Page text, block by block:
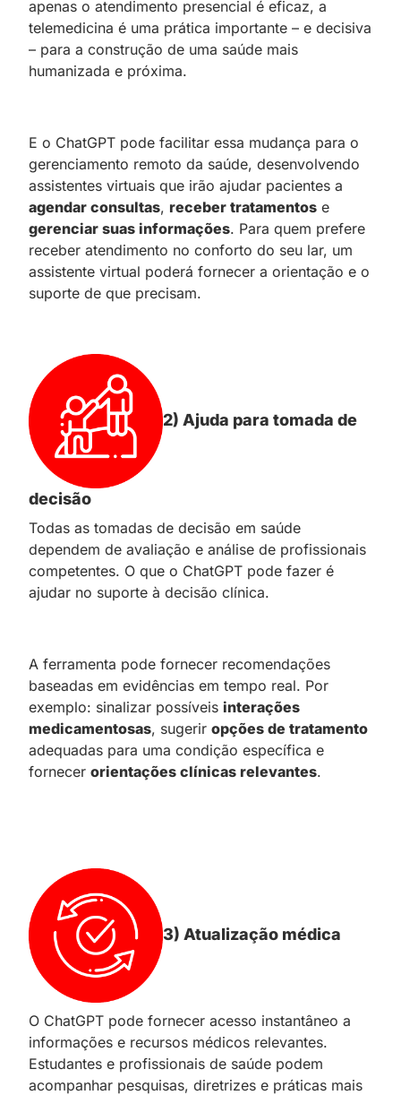
apenas o atendimento presencial é eficaz, a
telemedicina é uma prática importante – e decisiva
– para a construção de uma saúde mais
humanizada e próxima.
E o ChatGPT pode facilitar essa mudança para o
gerenciamento remoto da saúde, desenvolvendo
assistentes virtuais que irão ajudar pacientes a
agendar consultas, receber tratamentos e
gerenciar suas informações. Para quem prefere
receber atendimento no conforto do seu lar, um
assistente virtual poderá fornecer a orientação e o
suporte de que precisam.
2) Ajuda para tomada de
decisão
Todas as tomadas de decisão em saúde
dependem de avaliação e análise de profissionais
competentes. O que o ChatGPT pode fazer é
ajudar no suporte à decisão clínica.
A ferramenta pode fornecer recomendações
baseadas em evidências em tempo real. Por
exemplo: sinalizar possíveis interações
medicamentosas, sugerir opções de tratamento
adequadas para uma condição específica e
fornecer orientações clínicas relevantes.
3) Atualização médica
O ChatGPT pode fornecer acesso instantâneo a
informações e recursos médicos relevantes.
Estudantes e profissionais de saúde podem
acompanhar pesquisas, diretrizes e práticas mais